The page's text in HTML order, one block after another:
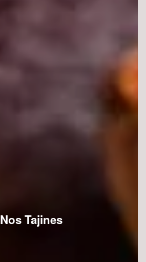
Nos Tajines